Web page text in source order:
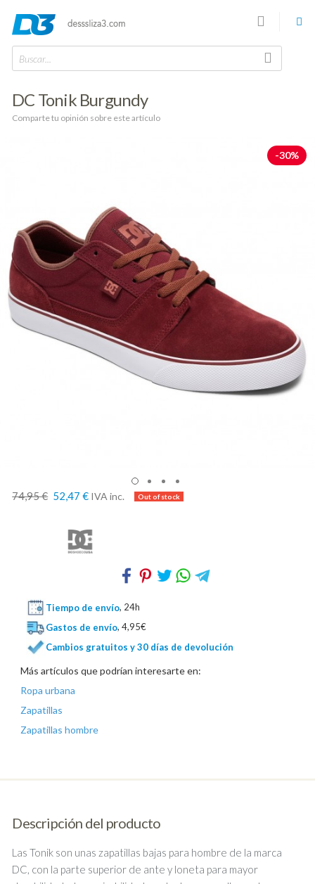
Buscar...
DC Tonik Burgundy
Comparte tu opinión sobre este artículo
-30%
74,95 € 52,47 € IVA inc.
Tiempo de envío, 24h
Gastos de envío, 4,95€
Cambios gratuitos y 30 días de devolución
Más artículos que podrían interesarte en:
Ropa urbana
Zapatillas
Zapatillas hombre
Descripción del producto
Las Tonik son unas zapatillas bajas para hombre de la marca
DC, con la parte superior de ante y loneta para mayor